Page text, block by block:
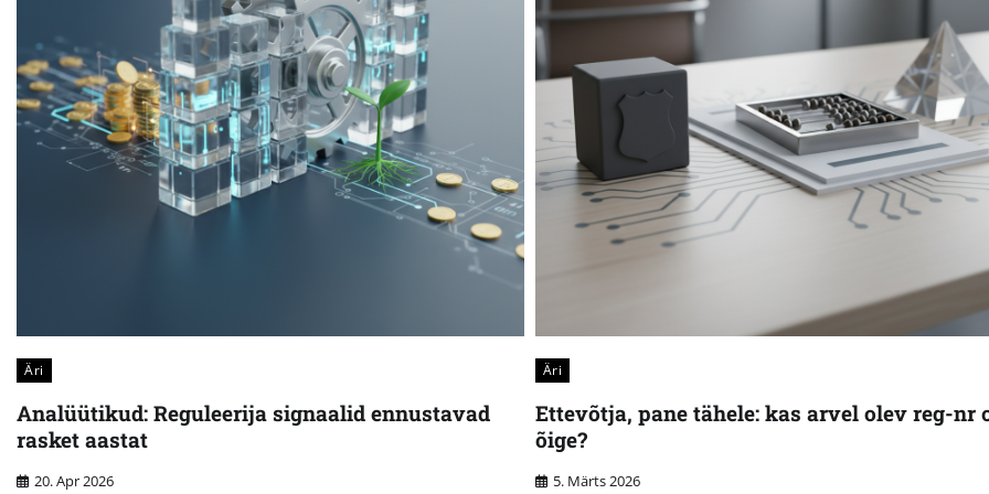
Äri
Analüütikud: Reguleerija signaalid ennustavad
rasket aastat
20. Apr 2026
Äri
Ettevõtja, pane tähele: kas arvel olev reg-nr
õige?
5. Märts 2026